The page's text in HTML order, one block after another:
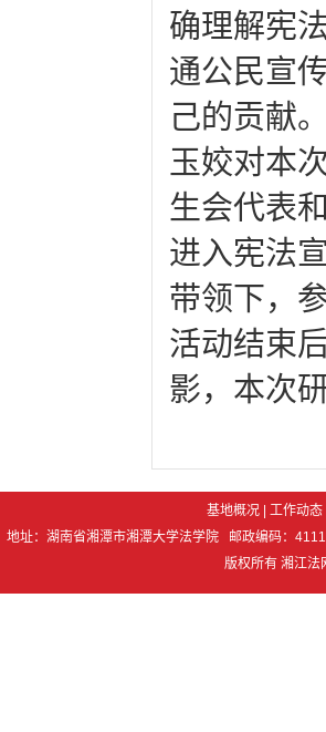
确理解宪
通公民宣
己的贡献
玉姣对本
生会代表
进入宪法
带领下，
活动结束
影，本次
基地概况 |工作动态
地址：湖南省湘潭市湘潭大学法学院 邮政编码：
版权所有 湘江